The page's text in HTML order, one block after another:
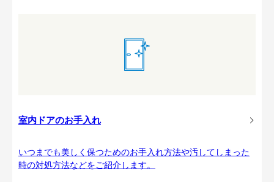
室内ドアのお手入れ
いつまでも美しく保つためのお手入れ方法や汚してしまった
時の対処方法などをご紹介します。